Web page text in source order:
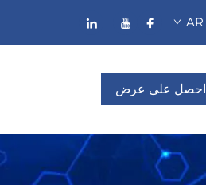
AR
احصل على عرض